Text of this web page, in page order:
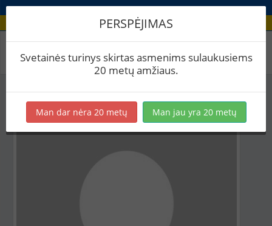
Aludario paskyra
PERSPĖJIMAS
Svetainės turinys skirtas asmenims sulaukusiems
20 metų amžiaus.
Man dar nėra 20 metų Man jau yra 20 metų